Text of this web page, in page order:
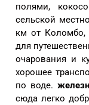
полями,
сельской
км от Коломбо,
для
очарования и
хорошее
по воде.
сюда легко